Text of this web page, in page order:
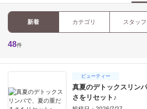
新着 カテゴリ スタッフ
48件
ビューティー
真夏のデトックスリン
さをリセット♪